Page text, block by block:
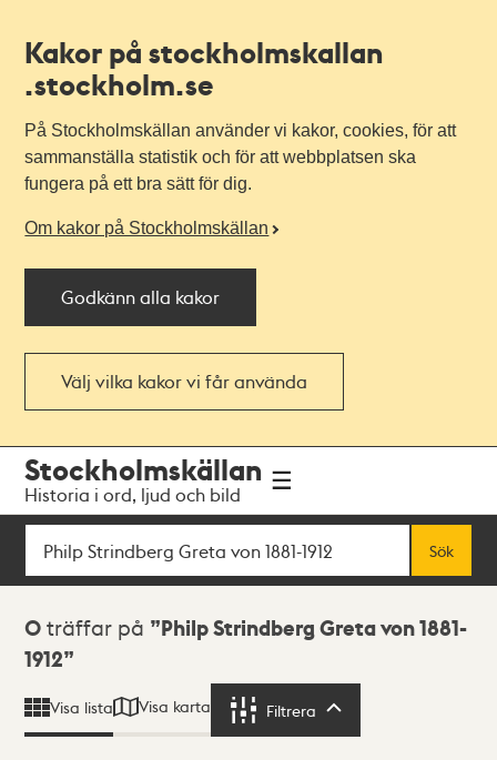
Kakor på stockholmskallan
.stockholm.se
På Stockholmskällan använder vi kakor, cookies, för att
sammanställa statistik och för att webbplatsen ska
fungera på ett bra sätt för dig.
Om kakor på Stockholmskällan
Godkänn alla kakor
Välj vilka kakor vi får använda
navigationen
huvudinnehållet
Stockholmskällan
Historia i ord, ljud och bild
Sök
Sök
Sökresultat
0 träffar på
Philp Strindberg Greta von 1881-
1912
Visa lista Visa karta Filtrera